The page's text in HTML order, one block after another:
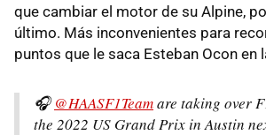
que cambiar el motor de su Alpine,
último. Más inconvenientes para
puntos que le saca Esteban Ocon en
🎧@HAASF1Teamare taking over
the 2022 US Grand Prix in Austin